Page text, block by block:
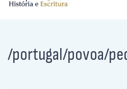
/portugal/povoa/